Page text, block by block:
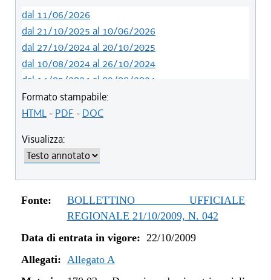
dal 11/06/2026
dal 21/10/2025 al 10/06/2026
dal 27/10/2024 al 20/10/2025
dal 10/08/2024 al 26/10/2024
dal 14/05/2024 al 09/08/2024
dal 12/08/2023 al 13/05/2024
dal 14/06/2022 al 11/08/2023
dal 12/08/2021 al 31/12/2021
dal 20/05/2021 al 11/08/2021
dal 01/01/2020 al 19/05/2021
dal 10/08/2019 al 31/12/2019
dal 11/07/2019 al 09/08/2019
dal 27/04/2017 al 15/08/2018
dal 01/01/2017 al 26/04/2017
dal 13/01/2016 al 31/12/2016
Formato stampabile:
HTML- PDF - DOC
Visualizza:
Fonte:
BOLLETTINO UFFICIALE
REGIONALE 21/10/2009, N. 042
Data di entrata in vigore: 22/10/2009
Allegati: Allegato A